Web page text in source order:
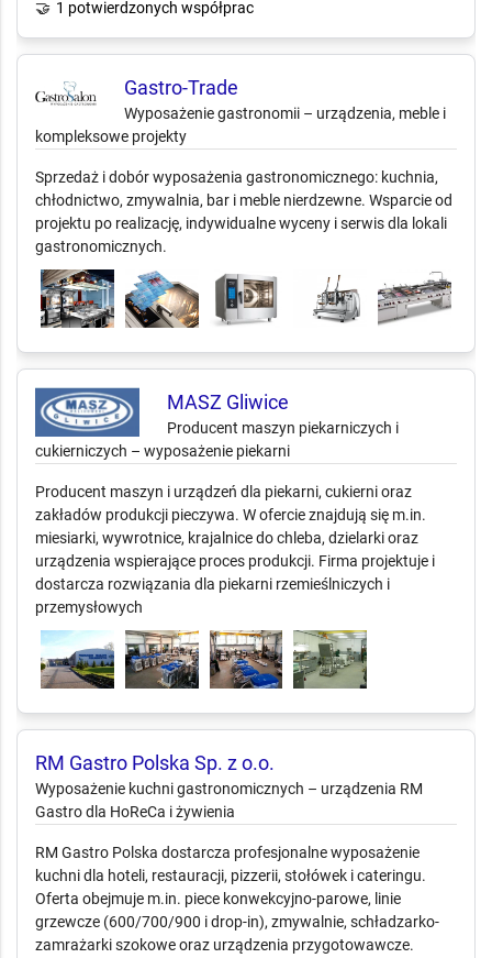
🤝 1 potwierdzonych współprac
Gastro-Trade
Wyposażenie gastronomii – urządzenia, meble i
kompleksowe projekty
Sprzedaż i dobór wyposażenia gastronomicznego: kuchnia,
chłodnictwo, zmywalnia, bar i meble nierdzewne. Wsparcie od
projektu po realizację, indywidualne wyceny i serwis dla lokali
gastronomicznych.
MASZ Gliwice
Producent maszyn piekarniczych i
cukierniczych – wyposażenie piekarni
Producent maszyn i urządzeń dla piekarni, cukierni oraz
zakładów produkcji pieczywa. W ofercie znajdują się m.in.
miesiarki, wywrotnice, krajalnice do chleba, dzielarki oraz
urządzenia wspierające proces produkcji. Firma projektuje i
dostarcza rozwiązania dla piekarni rzemieślniczych i
przemysłowych
RM Gastro Polska Sp. z o.o.
Wyposażenie kuchni gastronomicznych –
urządzenia RM Gastro dla HoReCa i żywienia
RM Gastro Polska dostarcza profesjonalne wyposażenie
kuchni dla hoteli, restauracji, pizzerii, stołówek i cateringu.
Oferta obejmuje m.in. piece konwekcyjno-parowe, linie
grzewcze (600/700/900 i drop-in), zmywalnie, schładzarko-
zamrażarki szokowe oraz urządzenia przygotowawcze.